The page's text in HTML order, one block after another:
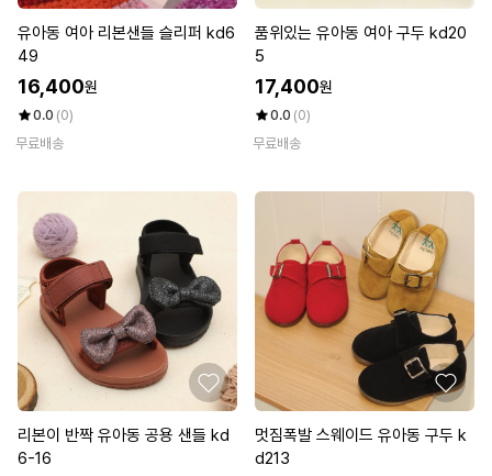
유아동 여아 리본샌들 슬리퍼 kd6
49
16,400원
0.0 (0)
무료배송
품위있는 유아동 여아 구두 kd20
5
17,400원
0.0 (0)
무료배송
리본이 반짝 유아동 공용 샌들 kd
6-16
멋짐폭발 스웨이드 유아동 구두 k
d213